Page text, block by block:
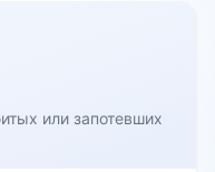
или запотевших